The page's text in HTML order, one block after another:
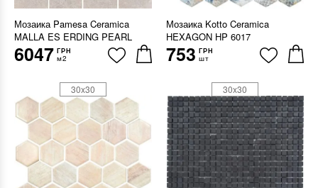
Мозаика Pamesa Ceramica
MALLA ES ERDING PEARL
6047 ГРН
м2
Мозаика Kotto Ceramica
HEXAGON HP 6017
753 ГРН
шт
30x30 30x30